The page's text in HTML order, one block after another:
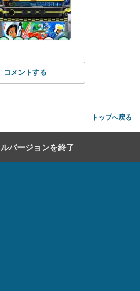
コメントする
トップへ戻る
バージョンを終了